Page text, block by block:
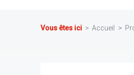
Vous êtes ici Accueil